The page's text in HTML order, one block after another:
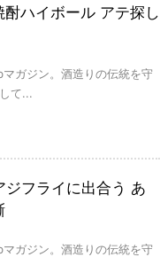
ハイボール アテ探し
ガジン。酒造りの伝統を守
て...
ジフライに出合う あ
ガジン。酒造りの伝統を守